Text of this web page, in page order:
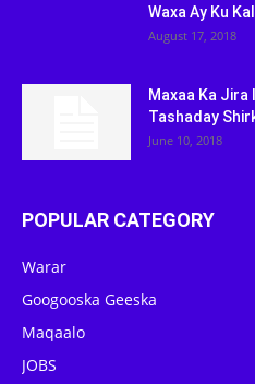
Waxa Ay Ku
August 17, 2018
Maxaa Ka Jira
Tashaday
June 10, 2018
POPULAR CATEGORY
Warar
Googooska Geeska
Maqaalo
JOBS